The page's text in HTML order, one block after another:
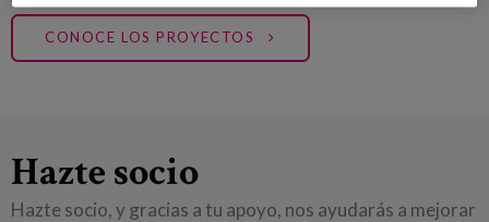
CONOCE LOS PROYECTOS
Hazte socio
Hazte socio, y gracias a tu apoyo, nos ayudarás a mejorar